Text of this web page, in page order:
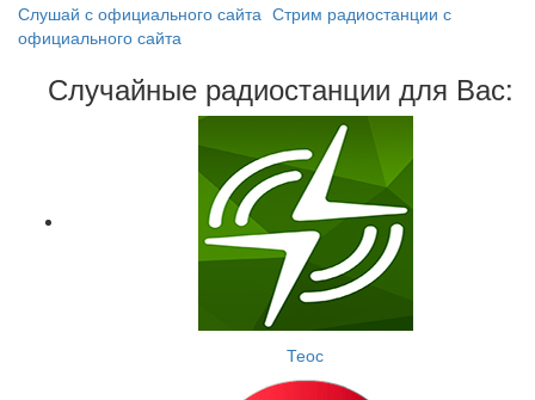
Слушай с официального сайта Стрим радиостанции с
официального сайта
Случайные радиостанции для Вас:
Теос